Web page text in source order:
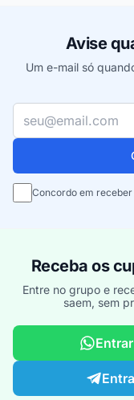
Avise
Um e-mail só
Seu e-mail
Concordo em
Receba os
Entre no grupo e
saem, sem